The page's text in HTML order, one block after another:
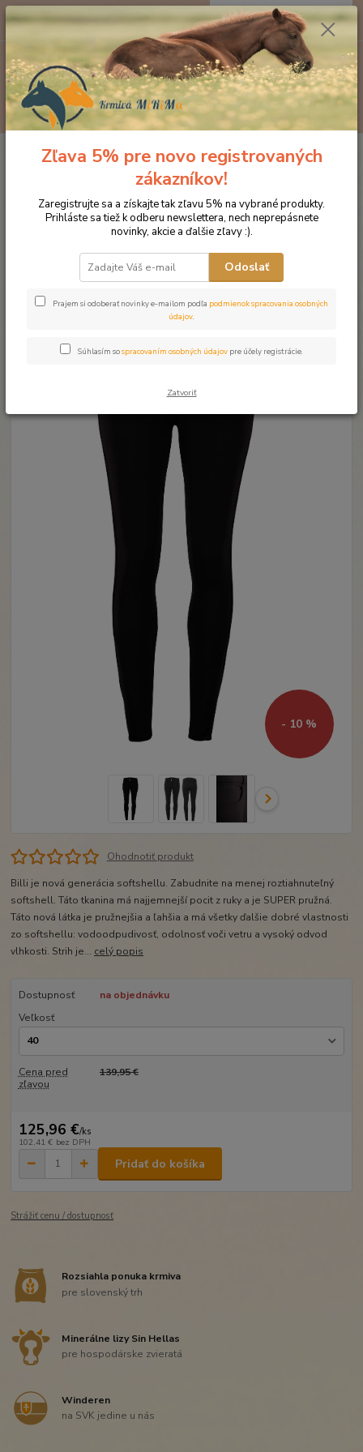
Menu
0ks
za0 €
Značka oblečenia MONTAR ZĽAVY!
Jazdecké nohavice
MONTAR Billi s vysokým pásom čierne
MONTAR Billi s vysokým pásom
čierne
- 10 %
Ohodnotiť produkt
Billi je nová generácia softshellu. Zabudnite na menej roztiahnuteľný
softshell. Táto tkanina má najjemnejší pocit z ruky a je SUPER pružná.
Táto nová látka je pružnejšia a ľahšia a má všetky ďalšie dobré vlastnosti
zo softshellu: vodoodpudivosť, odolnosť voči vetru a vysoký odvod
vlhkosti. Strih je... celý popis
Dostupnosť
na objednávku
Veľkosť
Cena pred
zľavou
139,95 €
125,96 €/ks
102,41 € bez DPH
Pridať do košíka
Strážiť cenu / dostupnosť
Rozsiahla ponuka krmiva
pre slovenský trh
Minerálne lizy Sin Hellas
pre hospodárske zvieratá
Winderen
na SVK jedine u nás
Zľava 5% pre novo registrovaných
zákazníkov!
Zaregistrujte sa a získajte tak zľavu 5% na vybrané produkty.
Prihláste sa tiež k odberu newslettera, nech neprepásnete
novinky, akcie a ďalšie zľavy :).
Odoslať
Prajem si odoberať novinky e-mailom podľa podmienok spracovania osobných
údajov.
Súhlasím sospracovaním osobných údajov pre účely registrácie.
Zatvoriť